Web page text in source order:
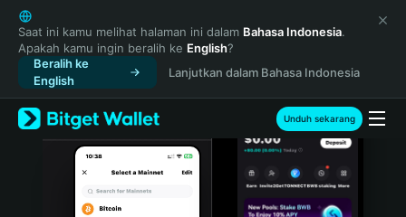
English
日本語
Tiếng Việt
Русский
Español (Latinoamérica)
Türkçe
Italiano
Saat ini kamu melihat halaman ini dalam Bahasa Indonesia.
Apakah kamu ingin beralih ke English?
Beralih ke
English
Lanjutkan dalam Bahasa Indonesia
Unduh sekarang